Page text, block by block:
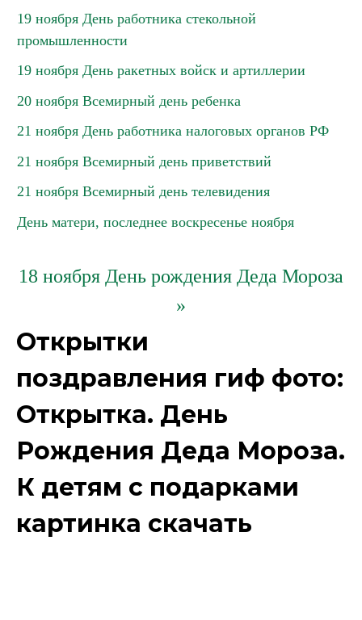
19 ноября День работника стекольной
промышленности
19 ноября День ракетных войск и артиллерии
20 ноября Всемирный день ребенка
21 ноября День работника налоговых органов РФ
21 ноября Всемирный день приветствий
21 ноября Всемирный день телевидения
День матери, последнее воскресенье ноября
18 ноября День рождения Деда Мороза
»
Открытки
поздравления гиф фото:
Открытка. День
Рождения Деда Мороза.
К детям с подарками
картинка скачать